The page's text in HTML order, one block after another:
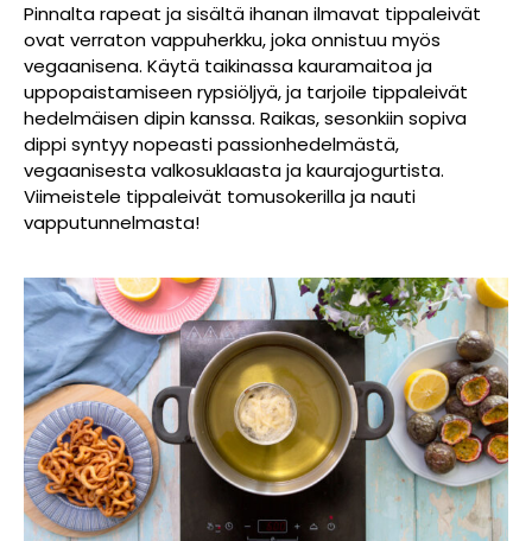
Pinnalta rapeat ja sisältä ihanan ilmavat tippaleivät
ovat verraton vappuherkku, joka onnistuu myös
vegaanisena. Käytä taikinassa kauramaitoa ja
uppopaistamiseen rypsiöljyä, ja tarjoile tippaleivät
hedelmäisen dipin kanssa. Raikas, sesonkiin sopiva
dippi syntyy nopeasti passionhedelmästä,
vegaanisesta valkosuklaasta ja kaurajogurtista.
Viimeistele tippaleivät tomusokerilla ja nauti
vapputunnelmasta!